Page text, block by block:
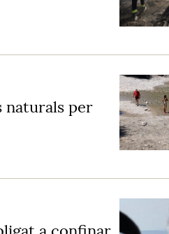
naturals per